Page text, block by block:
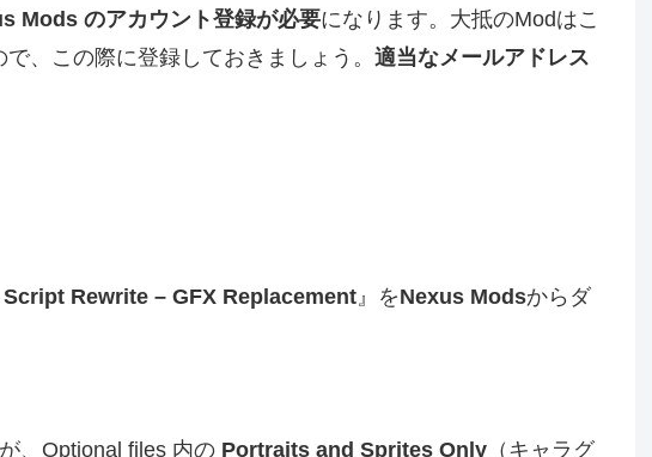
Mods のアカウント登録が必要になります。大抵のModはこ
、この際に登録しておきましょう。 適当なメールアドレス
Rewrite – GFX Replacement』をNexus Modsからダ
、Optional files 内の Portraits and Sprites Only （キャラグ